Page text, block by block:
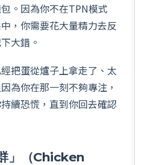
。因為你不在TPN模式
，你需要花大量精力去反
大錯。
把蛋從爐子上拿走了、太
你在那一刻不夠專注，
續恐慌，直到你回去確認
」（Chicken